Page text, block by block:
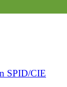
SPID/CIE